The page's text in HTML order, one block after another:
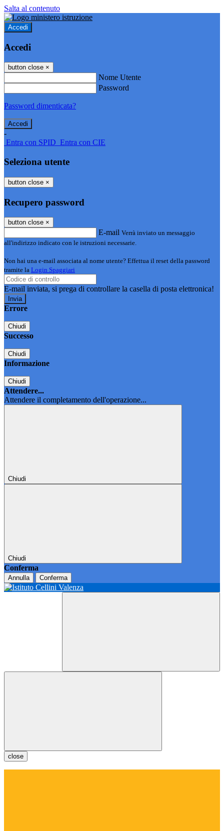
Salta al contenuto
Accedi
Accedi
button close ×
Nome Utente
Password
Password dimenticata?
-
Entra con SPID Entra con CIE
Seleziona utente
button close ×
Recupero password
button close ×
E-mail Verrà inviato un messaggio
all'indirizzo indicato con le istruzioni necessarie.
Non hai una e-mail associata al nome utente? Effettua il reset della password
tramite la Login Spaggiari
E-mail inviata, si prega di controllare la casella di posta elettronica!
Errore
Chiudi
Successo
Chiudi
Informazione
Chiudi
Attendere...
Attendere il completamento dell'operazione...
Chiudi
Chiudi
Conferma
Annulla Conferma
close